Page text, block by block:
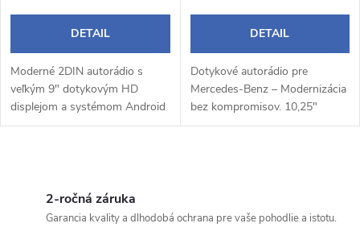
DETAIL
Moderné 2DIN autorádio s
veľkým 9" dotykovým HD
displejom a systémom Android
14 prináša pohodlné a
DETAIL
Dotykové autorádio pre
Mercedes-Benz – Modernizácia
bez kompromisov. 10,25"
kapacitný dotykový displej –
2-ročná záruka
Garancia kvality a dlhodobá ochrana pre vaše pohodlie a istotu.